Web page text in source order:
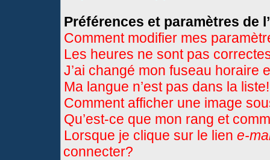
Préférences et paramètres de
Comment modifier mes
Les heures ne sont pas
J’ai changé mon fuseau horaire
Ma langue n’est pas dans la liste!
Comment afficher une image
Qu’est-ce que mon rang et
Lorsque je clique sur le lien e-
connecter?